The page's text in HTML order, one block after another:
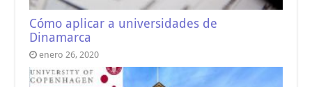
Cómo aplicar a universidades de
Dinamarca
enero 26, 2020